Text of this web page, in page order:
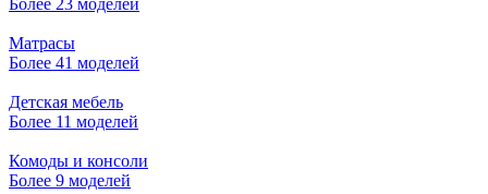
Более 23 моделей
Матрасы
Более 41 моделей
Детская мебель
Более 11 моделей
Комоды и консоли
Более 9 моделей